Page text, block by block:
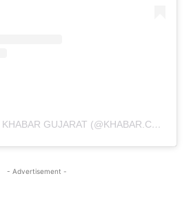
A POST SHARED BY KHABAR GUJARAT (@KHABAR.COMMUNICATION)
- Advertisement -